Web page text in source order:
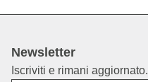
Newsletter
Iscriviti e rimani aggiornato.